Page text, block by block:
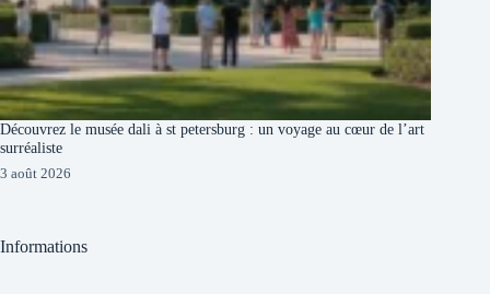
Découvrez le musée dali à st petersburg : un voyage au cœur de l’art
surréaliste
3 août 2026
Informations